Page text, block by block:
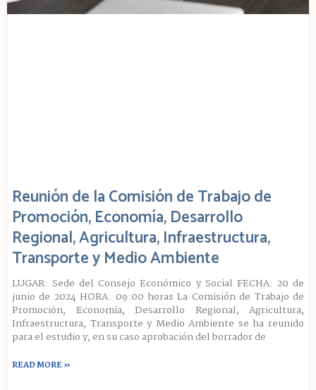
Reunión de la Comisión de Trabajo de
Promoción, Economía, Desarrollo
Regional, Agricultura, Infraestructura,
Transporte y Medio Ambiente
LUGAR: Sede del Consejo Económico y Social FECHA: 20 de
junio de 2024 HORA: 09:00 horas La Comisión de Trabajo de
Promoción, Economía, Desarrollo Regional, Agricultura,
Infraestructura, Transporte y Medio Ambiente se ha reunido
para el estudio y, en su caso aprobación del borrador de
READ MORE »